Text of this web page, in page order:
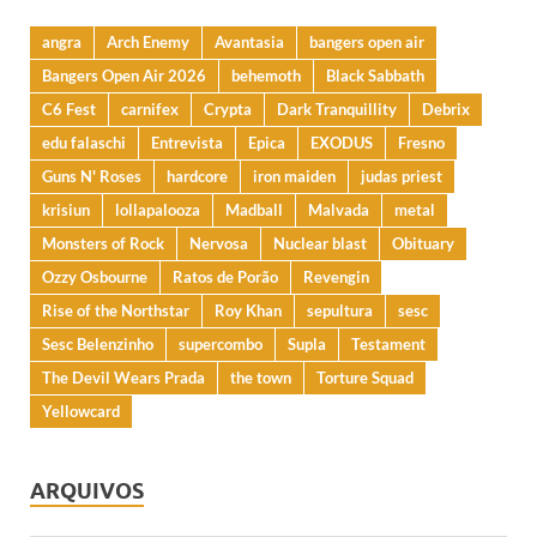
angra Arch Enemy Avantasia
bangers open air
Bangers Open Air 2026
behemoth
Black Sabbath
C6 Fest
carnifex Crypta Dark Tranquillity
Debrix
edu falaschi
Entrevista Epica EXODUS
Fresno
Guns N' Roses
hardcore iron maiden
judas priest
krisiun
lollapalooza Madball Malvada
metal
Monsters of Rock
Nervosa Nuclear blast
Obituary
Ozzy Osbourne
Ratos de Porão
Revengin
Rise of the Northstar
Roy Khan sepultura
sesc
Sesc Belenzinho
supercombo Supla
Testament
The Devil Wears Prada
the town
Torture Squad
Yellowcard
ARQUIVOS